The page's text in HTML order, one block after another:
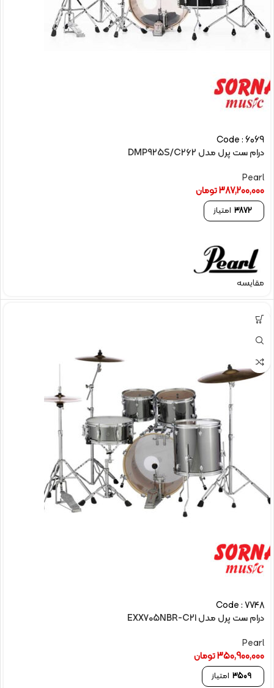
Code : 6069
درام ست پرل مدل DMP925S/C262
Pearl
387,200,000تومان
3872 امتیاز
مقایسه
Code : 7748
درام ست پرل مدل EXX705NBR-C21
Pearl
350,900,000تومان
3509 امتیاز